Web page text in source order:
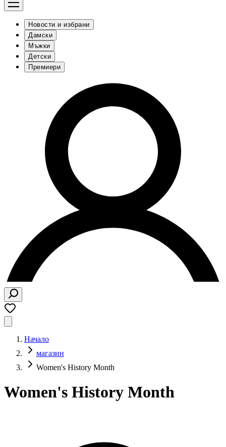
Новости и избрани
Дамски
Мъжки
Детски
Премиери
Начало
магазин
Women's History Month
Women's History Month